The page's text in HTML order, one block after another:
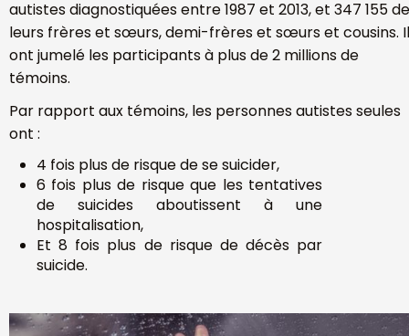
autistes diagnostiquées entre 1987 et 2013, et 347 155 de
leurs frères et sœurs, demi-frères et sœurs et cousins.
ont jumelé les participants à plus de 2 millions de
témoins.
Par rapport aux témoins, les personnes autistes seules
ont :
4 fois plus de risque de se suicider,
6 fois plus de risque que les tentatives
de suicides aboutissent à une
hospitalisation,
Et 8 fois plus de risque de décès par
suicide.